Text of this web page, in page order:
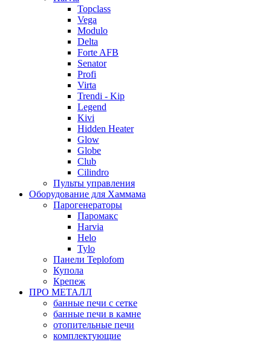
Topclass
Vega
Modulo
Delta
Forte AFB
Senator
Profi
Virta
Trendi - Kip
Legend
Kivi
Hidden Heater
Glow
Globe
Club
Cilindro
Пульты управления
Оборудование для Хаммама
Парогенераторы
Паромакс
Harvia
Helo
Tylo
Панели Teplofom
Купола
Крепеж
ПРО МЕТАЛЛ
банные печи с сетке
банные печи в камне
отопительные печи
комплектующие